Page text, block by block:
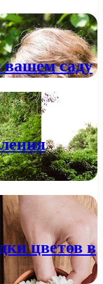
вашем саду
цветов в